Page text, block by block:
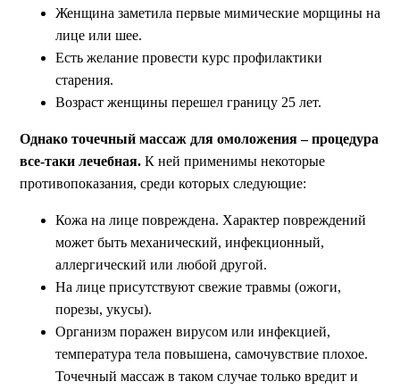
Женщина заметила первые мимические морщины на
лице или шее.
Есть желание провести курс профилактики
старения.
Возраст женщины перешел границу 25 лет.
Однако точечный массаж для омоложения – процедура
все-таки лечебная. К ней применимы некоторые
противопоказания, среди которых следующие:
Кожа на лице повреждена. Характер повреждений
может быть механический, инфекционный,
аллергический или любой другой.
На лице присутствуют свежие травмы (ожоги,
порезы, укусы).
Организм поражен вирусом или инфекцией,
температура тела повышена, самочувствие плохое.
Точечный массаж в таком случае только вредит и